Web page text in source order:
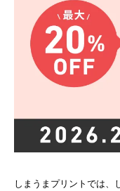
しまうまプリントでは、